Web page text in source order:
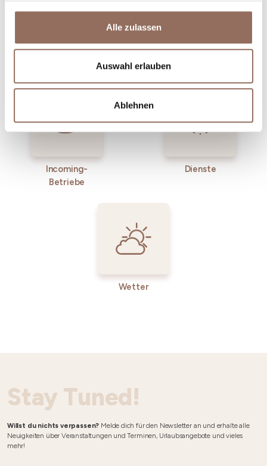
Alle zulassen
Auswahl erlauben
Ablehnen
Unterkünfte
Essen und
Incoming-
Betriebe
Dienste
Wetter
Stay Tuned!
Willst du nichts verpassen? Melde dich für den Newsletter an und erhalte alle
Neuigkeiten über Veranstaltungen und Terminen, Urlaubsangebote und vieles
mehr!